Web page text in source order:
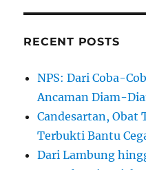
RECENT POSTS
NPS: Dari Coba-
Ancaman Diam-
Candesartan, Obat
Terbukti Bantu
Dari Lambung